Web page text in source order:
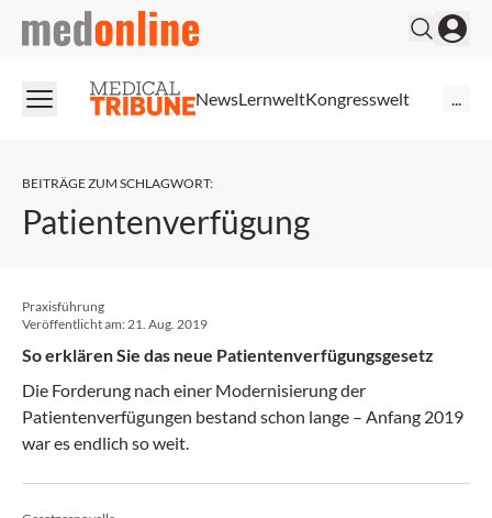
medonline
NewsLernweltKongresswelt
BEITRÄGE ZUM SCHLAGWORT:
Patientenverfügung
Praxisführung
Veröffentlicht am:21. Aug. 2019
So erklären Sie das neue Patientenverfügungsgesetz
Die Forderung nach einer Modernisierung der
Patientenverfügungen bestand schon lange – Anfang 2019
war es endlich so weit.